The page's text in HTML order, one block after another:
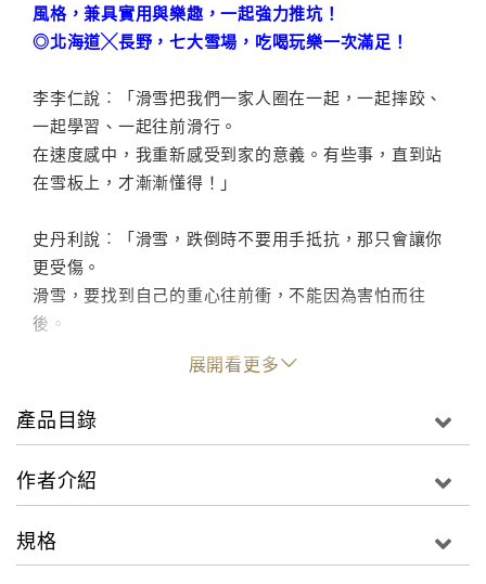
風格，兼具實用與樂趣，一起強力推坑！
◎北海道╳長野，七大雪場，吃喝玩樂一次滿足！
李李仁說︰「滑雪把我們一家人圈在一起，一起摔跤、
一起學習、一起往前滑行。
在速度感中，我重新感受到家的意義。有些事，直到站
在雪板上，才漸漸懂得！」
史丹利說︰「滑雪，跌倒時不要用手抵抗，那只會讓你
更受傷。
滑雪，要找到自己的重心往前衝，不能因為害怕而往
後。
滑雪，不要只看腳下，要看著想去的方向。
說穿了，滑雪就是拋棄羞恥心，練習摔倒，然後站起來
勇往直前，人生不就是這樣？」
著廉價機票興起與歷久不衰的赴日風潮，日漸延燒起
好，在雪季裡赴日滑雪玩雪，成了許多人的夢幻行程，
展開看更多
產品目錄
作者介紹
規格